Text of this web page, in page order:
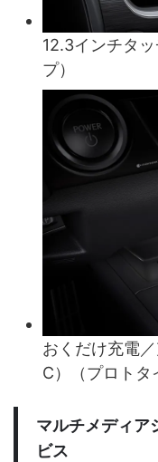
12.3インチタ
プ）
おくだけ充電
C）（プロトタ
マルチメディア
ビス